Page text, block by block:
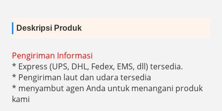
Deskripsi Produk
Pengiriman Informasi
* Express (UPS, DHL, Fedex, EMS, dll) tersedia.
* Pengiriman laut dan udara tersedia
* menyambut agen Anda untuk menangani produk
kami